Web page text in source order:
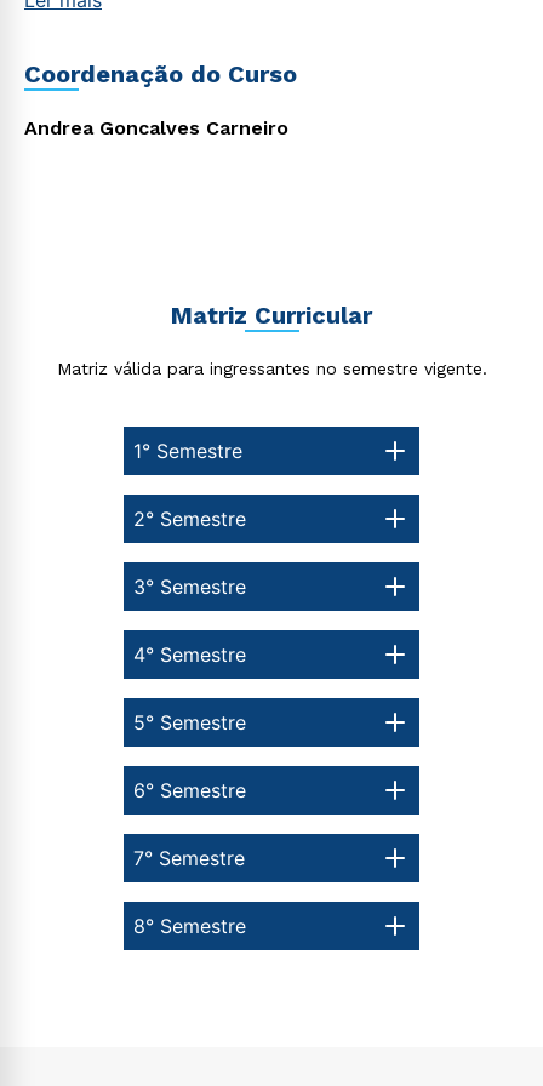
Coordenação do Curso
Andrea Goncalves Carneiro
Matriz Curricular
Matriz válida para ingressantes no semestre vigente.
1° Semestre
8° Semestre
7° Semestre
6° Semestre
5° Semestre
4° Semestre
3° Semestre
2° Semestre
Rápido e fácil
WhatsApp
ou
Estou de acordo com aPolítica de Privacidade.
autorizo que meus dados sejam utilizados para o